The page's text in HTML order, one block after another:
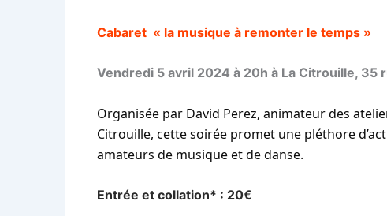
Cabaret « la musique à remonter le temps »
Vendredi 5 avril 2024 à 20h à La Citrouille, 35
Organisée par David Perez, animateur des
Citrouille, cette soirée promet une pléthore
amateurs de musique et de danse.
Entrée et collation* : 20€